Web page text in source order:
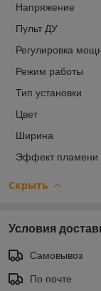
Напряжение
Пульт ДУ
Регулировка
Режим работы
Тип установки
Цвет
Ширина
Эффект пламени
Скрыть
Условия
Самовывоз
По почте